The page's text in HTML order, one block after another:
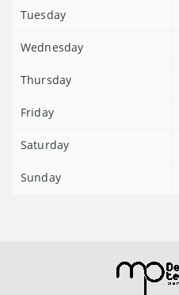
Tuesday
Wednesday
Thursday
Friday
Saturday
Sunday